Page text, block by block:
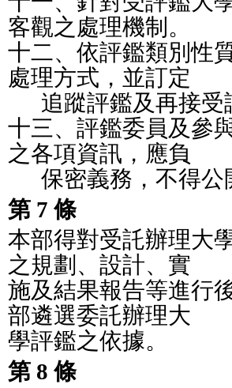
客觀之處理機制。
十二、依評鑑類別性
處理方式，並訂定
追蹤評鑑及再接受
十三、評鑑委員及參
之各項資訊，應負
保密義務，不得公
第 7 條
本部得對受託辦理大
之規劃、設計、實
施及結果報告等進行
部遴選委託辦理大
學評鑑之依據。
第 8 條